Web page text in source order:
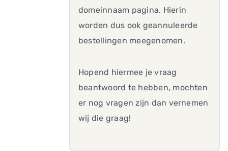
domeinnaam pagina. Hierin
worden dus ook geannuleerde
bestellingen meegenomen.
Hopend hiermee je vraag
beantwoord te hebben, mochten
er nog vragen zijn dan vernemen
wij die graag!